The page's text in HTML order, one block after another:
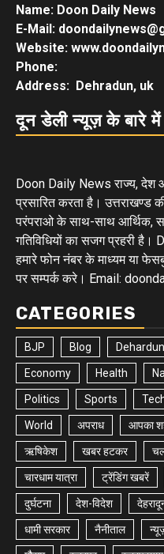
Name: Doon Daily News
E-Mail:
Website:
Phone:
Address: Dehradun, uk
दून डेली न्यूज़ के बारे में
Doon Daily News राज्य, देश
प्रसारित करता है। उत्तराखण्ड
परंपराओ के साथ-साथ आर्थिक,
गतिविधियों का सजग प्रहरी
हमारे फोन नंबर के माध्यम या
पर सम्पर्क करे। Email:
CATEGORIES
BJP Blog Dehardun
Economy Health
Politics Sports
World अपराध आपका
ऋषिकेश खबर हटकर
चारधाम यात्रा ट्रेंडिंग खबरें
दुर्घटना देश-विदेश
धामी सरकार नैनीताल